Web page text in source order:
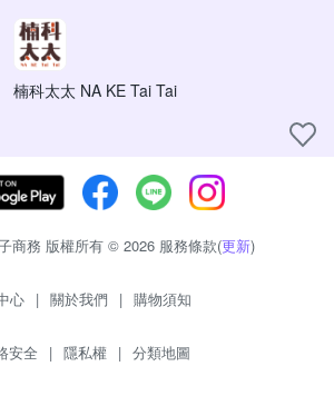
楠科太太 NA KE Tai Tai
商務 版權所有 © 2026 服務條款(更新)
心 | 關於我們 | 購物須知
安全 | 隱私權 | 分類地圖